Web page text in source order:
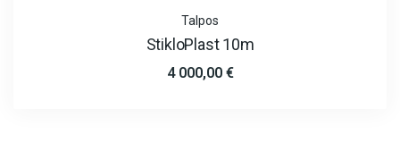
Talpos
StikloPlast 10m
4 000,00 €